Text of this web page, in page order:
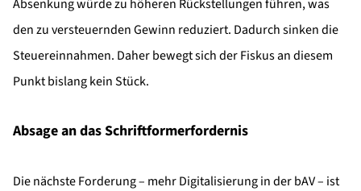
Absenkung würde zu höheren Rückstellungen führen, was
den zu versteuernden Gewinn reduziert. Dadurch sinken die
Steuereinnahmen. Daher bewegt sich der Fiskus an diesem
Punkt bislang kein Stück.
Absage an das Schriftformerfordernis
Die nächste Forderung – mehr Digitalisierung in der bAV – ist